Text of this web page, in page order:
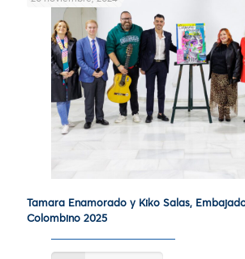
Tamara Enamorado y Kiko Salas,
Colombino 2025